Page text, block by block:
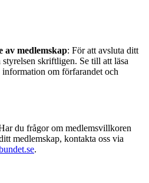
av medlemskap: För att avsluta ditt
skriftligen. Se till att läsa
information om förfarandet och
du frågor om medlemsvillkoren
medlemskap, kontakta oss via
.